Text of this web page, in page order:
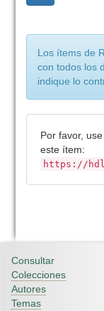
Los ítems de
con todos los
indique lo
Por favor,
este ítem:
https://
Consultar
Colecciones
Autores
Temas